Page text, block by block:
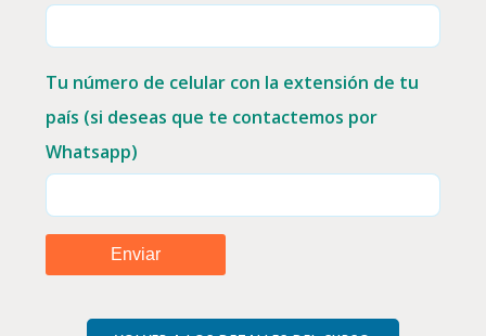
Tu número de celular con la extensión de tu
país (si deseas que te contactemos por
Whatsapp)